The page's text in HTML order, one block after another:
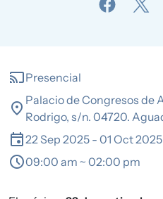
castPresencial
location_on Palacio de Congresos de
Rodrigo, s/n. 04720.
event22 Sep 2025 - 01 Oct 2025
schedule09:00 am ~ 02:00 pm